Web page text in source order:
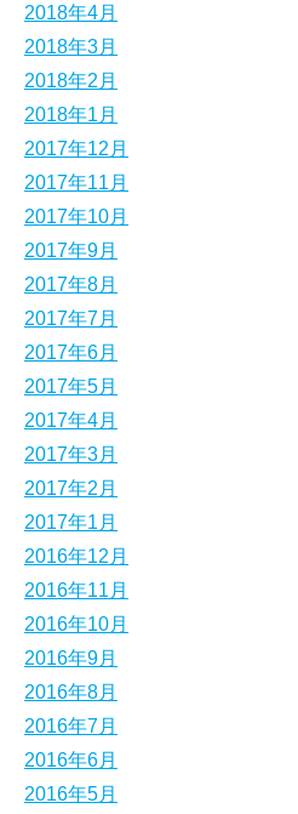
2018年4月
2018年3月
2018年2月
2018年1月
2017年12月
2017年11月
2017年10月
2017年9月
2017年8月
2017年7月
2017年6月
2017年5月
2017年4月
2017年3月
2017年2月
2017年1月
2016年12月
2016年11月
2016年10月
2016年9月
2016年8月
2016年7月
2016年6月
2016年5月